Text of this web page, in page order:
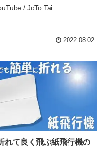
/ JoTo Tai
2022.08.02
れて良く飛ぶ紙飛行機の